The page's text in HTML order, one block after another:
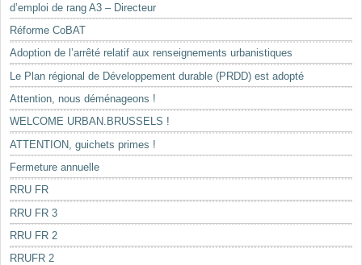
d’emploi de rang A3 – Directeur
Réforme CoBAT
Adoption de l’arrêté relatif aux renseignements urbanistiques
Le Plan régional de Développement durable (PRDD) est adopté
Attention, nous déménageons !
WELCOME URBAN.BRUSSELS !
ATTENTION, guichets primes !
Fermeture annuelle
RRU FR
RRU FR 3
RRU FR 2
RRUFR 2